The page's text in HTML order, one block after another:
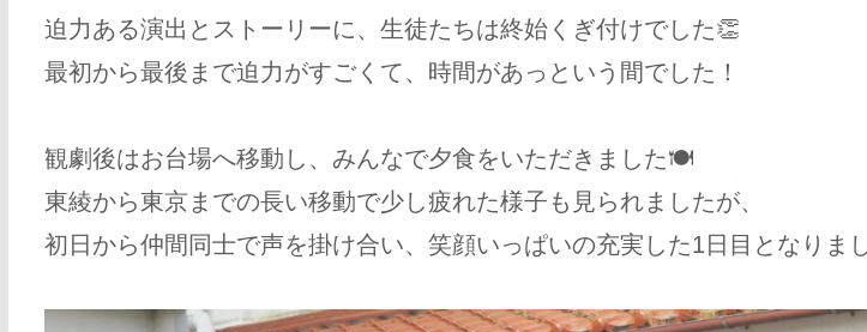
迫力ある演出とストーリーに、生徒たちは終始くぎ付けでした👏
最初から最後まで迫力がすごくて、時間があっという間でした！
観劇後はお台場へ移動し、みんなで夕食をいただきました🍽️
東綾から東京までの長い移動で少し疲れた様子も見られましたが、
初日から仲間同士で声を掛け合い、笑顔いっぱいの充実した1日目となりま